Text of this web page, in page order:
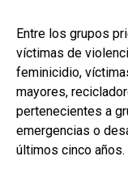
Entre los grupos
víctimas de
feminicidio,
mayores,
pertenecientes a
emergencias o
últimos cinco años.